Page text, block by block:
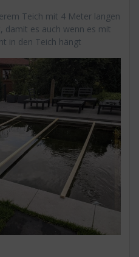
Teich mit 4 Meter langen
damit es auch wenn es mit
in den Teich hängt